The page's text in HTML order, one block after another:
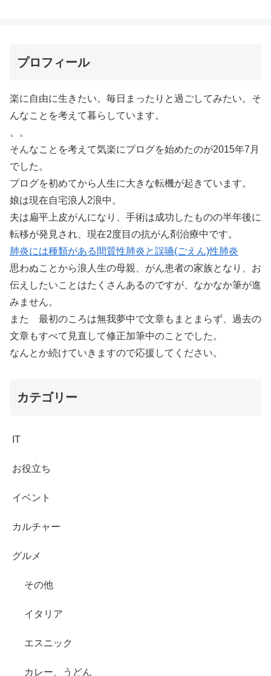
プロフィール
楽に自由に生きたい。毎日まったりと過ごしてみたい。そ
んなことを考えて暮らしています。
。。
そんなことを考えて気楽にプログを始めたのが2015年7月
でした。
プログを初めてから人生に大きな転機が起きています。
娘は現在自宅浪人2浪中。
夫は扁平上皮がんになり、手術は成功したものの半年後に
転移が発見され、現在2度目の抗がん剤治療中です。
肺炎には種類がある間質性肺炎と誤嚥(ごえん)性肺炎
思わぬことから浪人生の母親、がん患者の家族となり、お
伝えしたいことはたくさんあるのですが、なかなか筆が進
みません。
また 最初のころは無我夢中で文章もまとまらず、過去の
文章もすべて見直して修正加筆中のことでした。
なんとか続けていきますので応援してください。
カテゴリー
IT
お役立ち
イベント
カルチャー
グルメ
その他
イタリア
エスニック
カレー、うどん